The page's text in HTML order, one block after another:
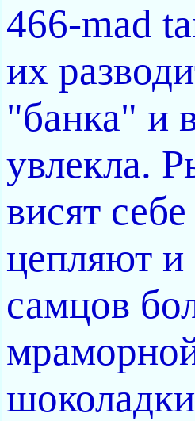
466-mad
их
"банка" и
увлекла.
висят
цепляют и
самцов